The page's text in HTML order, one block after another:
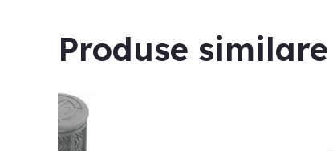
Produse similare